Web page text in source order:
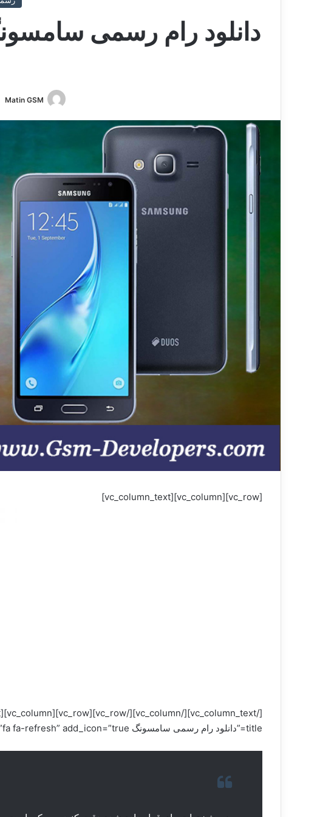
Matin GSM
[vc_row][vc_column][vc_column_text]
title=”دانلود رام رسمی سامسونگ SAMSUNG Galaxy J3 2016 SM-J320M” i_icon_fontawesome=”fa fa-refresh” add_icon=”true”][vc_column_text]